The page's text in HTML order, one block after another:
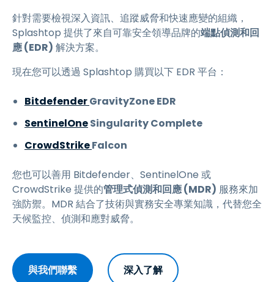
針對需要檢視深入資訊、追蹤威脅和快速應變的組織，
Splashtop 提供了來自可靠安全領導品牌的端點偵測和回
應 (EDR) 解決方案。
現在您可以透過 Splashtop 購買以下 EDR 平台：
BitdefenderGravityZone EDR
SentinelOneSingularity Complete
CrowdStrikeFalcon
您也可以善用 Bitdefender、SentinelOne 或
CrowdStrike 提供的管理式偵測和回應 (MDR) 服務來加
強防禦。MDR 結合了技術與實務安全專業知識，代替您全
天候監控、偵測和應對威脅。
與我們聯繫 深入了解